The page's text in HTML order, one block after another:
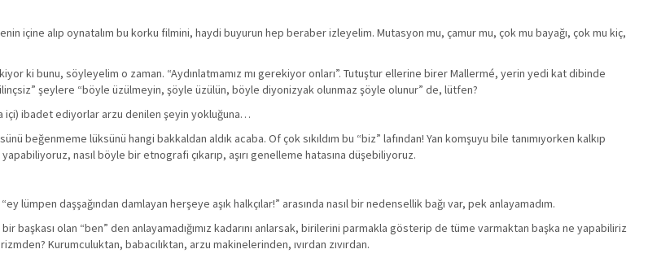
alıp oynatalım bu korku filmini, haydi buyurun hep beraber izleyelim. Mutasyon mu, çamur mu, çok mu bayağı, çok mu kiç,
ki bunu, söyleyelim o zaman. “Aydınlatmamız mı gerekiyor onları”. Tutuştur ellerine birer Mallermé, yerin yedi kat dibinde
şeylere “böyle üzülmeyin, şöyle üzülün, böyle diyonizyak olunmaz şöyle olunur” de, lütfen?
içi) ibadet ediyorlar arzu denilen şeyin yokluğuna…
beğenmeme lüksünü hangi bakkaldan aldık acaba. Of çok sıkıldım bu “biz” lafından! Yan komşuyu bile tanımıyorken kalkıp
nasıl böyle bir etnografi çıkarıp, aşırı genelleme hatasına düşebiliyoruz.
daşşağından damlayan herşeye aşık halkçılar!” arasında nasıl bir nedensellik bağı var, pek anlayamadım.
olan “ben” den anlayamadığımız kadarını anlarsak, birilerini parmakla gösterip de tüme varmaktan başka ne yapabiliriz
Kurumculuktan, babacılıktan, arzu makinelerinden, ıvırdan zıvırdan.